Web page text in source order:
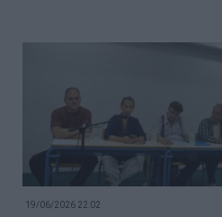
19/06/2026 22:02